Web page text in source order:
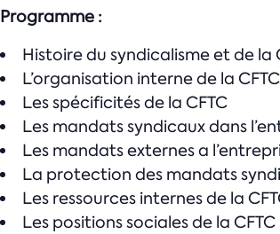
Programme :
Histoire du syndicalisme et de la
L’organisation interne de la CFTC
Les spécificités de la CFTC
Les mandats syndicaux dans
Les mandats externes a
La protection des mandats
Les ressources internes de la
Les positions sociales de la CFTC